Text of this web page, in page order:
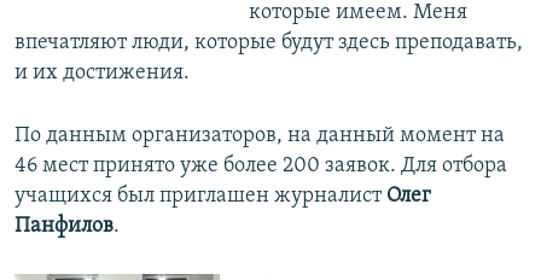
которые имеем. Меня
впечатляют люди, которые будут здесь преподавать,
и их достижения.
По данным организаторов, на данный момент на
46 мест принято уже более 200 заявок. Для отбора
учащихся был приглашен журналист Олег
Панфилов.